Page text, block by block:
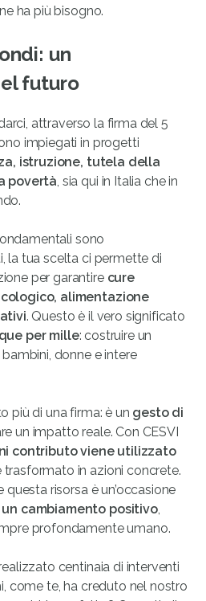
ha più bisogno.
un
futuro
attraverso la firma del 5
impiegati in progetti
istruzione, tutela della
povertà , sia qui in Italia che in
sono
la tua scelta ci permette di
per garantire cure
alimentazione
. Questo è il vero significato
per mille: costruire un
donne e intere
più di una firma: è un gesto di
un impatto reale. Con CESVI
contributo viene utilizzato
trasformato in azioni concrete.
risorsa è un’occasione
cambiamento positivo,
profondamente umano.
centinaia di interventi
come te, ha creduto nel nostro